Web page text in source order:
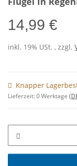
14,99 €
inkl. 19% USt. , zzgl.
Knapper
Lieferzeit:0 Werktage